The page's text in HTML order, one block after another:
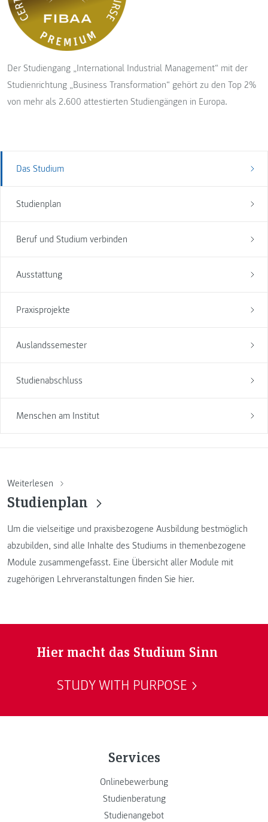
Das Studium
Studienplan
Beruf und Studium verbinden
Ausstattung
Praxisprojekte
Auslandssemester
Studienabschluss
Menschen am Institut
Der Studiengang „International Industrial Management“ mit der
Studienrichtung „Business Transformation“ gehört zu den Top 2%
von mehr als 2.600 attestierten Studiengängen in Europa.
Weiterlesen
Studienplan
Um die vielseitige und praxisbezogene Ausbildung bestmöglich
abzubilden, sind alle Inhalte des Studiums in themenbezogene
Module zusammengefasst. Eine Übersicht aller Module mit
zugehörigen Lehrveranstaltungen finden Sie hier.
Hier macht das Studium Sinn
STUDY WITH PURPOSE
Services
Onlinebewerbung
Studienberatung
Studienangebot